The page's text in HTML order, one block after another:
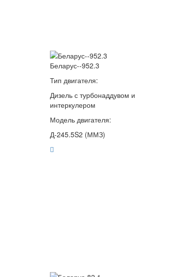
Беларус--952.3
Тип двигателя:
Дизель с турбонаддувом и
интеркулером
Модель двигателя:
Д-245.5S2 (ММЗ)